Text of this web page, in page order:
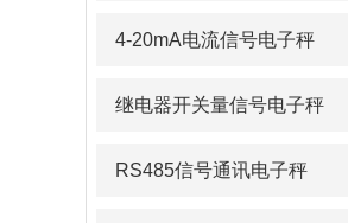
4-20mA电流信号电子秤
继电器开关量信号电子秤
RS485信号通讯电子秤